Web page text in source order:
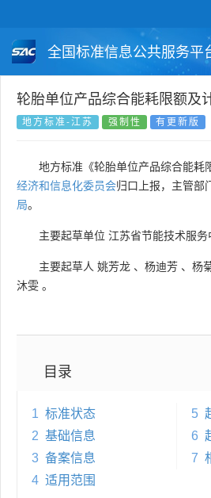
全国标准信息公共服务平
国家标准 行业标准
国外标准 技术委员会
轮胎单位产品综合能耗限额及
地方标准-江苏 强制性 有更新版
地方标准《轮胎单位产品综合能耗
经济和信息化委员会归口上报，主管部
局。
主要起草单位 江苏省节能技术服务
主要起草人 姚芳龙 、 杨迪芳 、 杨
沐雯 。
目录
1 标准状态
2 基础信息
3 备案信息
4 适用范围
5
6
7